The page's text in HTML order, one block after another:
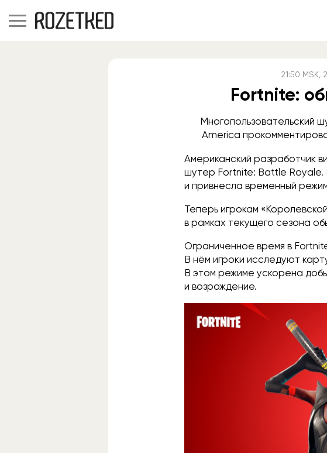
21:50 MSK ,
Fortnite:
Многопользовательский
America
Американский разработчик
шутер Fortnite: Battle Royale.
и привнесла временный
Теперь игрокам
в рамках текущего сезона
Ограниченное время в
В нём игроки исследуют
В этом режиме ускорена
и возрождение.